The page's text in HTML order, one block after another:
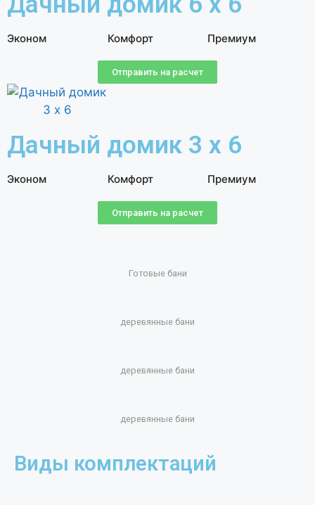
Эконом Комфорт Премиум
Отправить на расчет
Дачный домик 3 х 6
Эконом Комфорт Премиум
Отправить на расчет
Готовые бани
деревянные бани
деревянные бани
деревянные бани
Виды комплектаций